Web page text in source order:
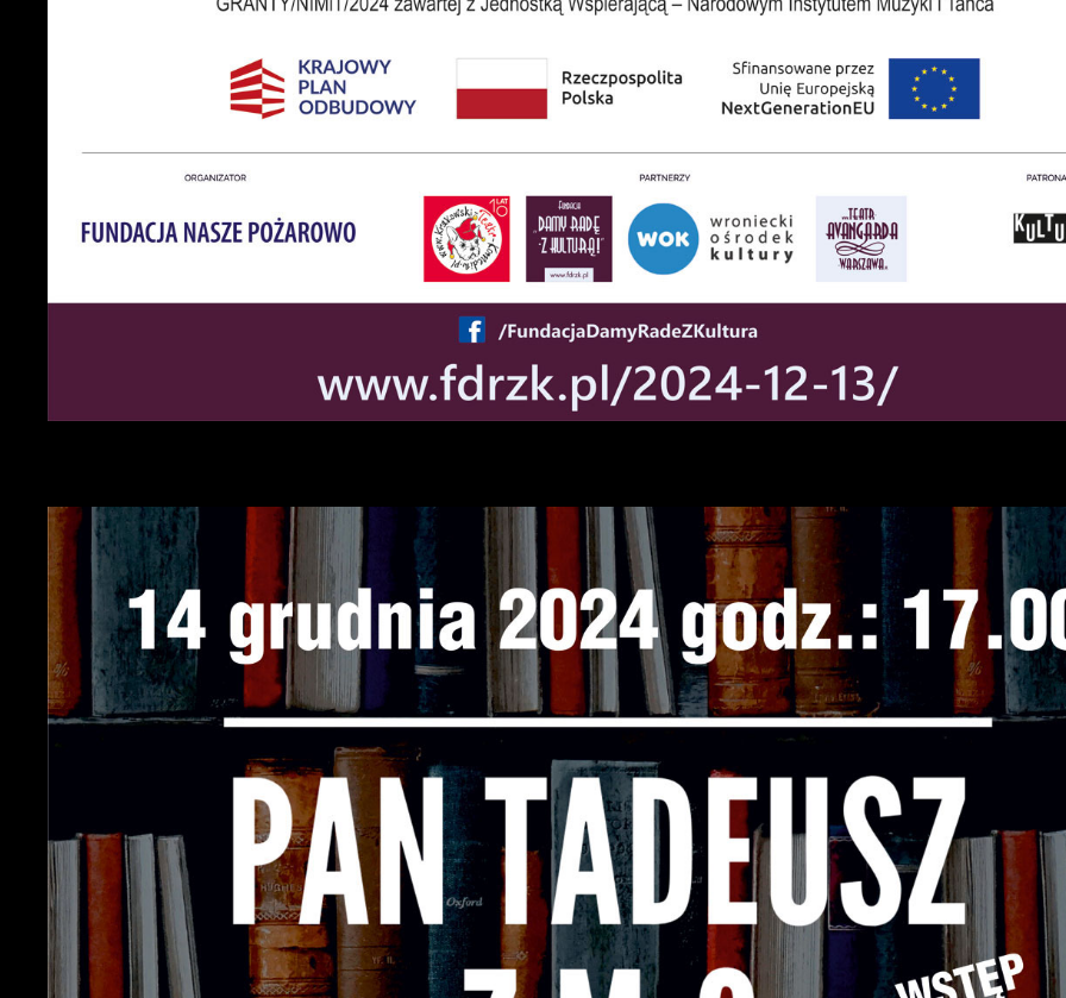
Ustawienia
Szanujemy Twoją prywatność. Możesz zmienić ustawienia
Niezbędne
Pliki cookies odpowiadają na podejmowane przez Ciebie
działania w celu m.in. dostosowania Twoich ustawień
preferencji prywatności, logowania czy wypełniania
formularzy. Dzięki plikom cookies strona, z której
korzystasz, może działać bez zakłóceń.
Więcej
Funkcjonalne i personalizacyjne
Tego typu pliki cookies umożliwiają stronie internetowej
zapamiętanie wprowadzonych przez Ciebie ustawień oraz
personalizację określonych funkcjonalności czy
prezentowanych treści.
Dzięki tym plikom cookies możemy zapewnić Ci większy
komfort korzystania z funkcjonalności naszej strony
poprzez dopasowanie jej do Twoich indywidualnych
preferencji. Wyrażenie zgody na funkcjonalne i
personalizacyjne pliki cookies gwarantuje dostępność
większej ilości funkcji na stronie.
Więcej
Analityczne
Analityczne pliki cookies pomagają nam rozwijać się i
dostosowywać do Twoich potrzeb.
Cookies analityczne pozwalają na uzyskanie informacji w
zakresie wykorzystywania witryny internetowej, miejsca
Więcej
Zapisz wybrane
Zezwól na wszystkie